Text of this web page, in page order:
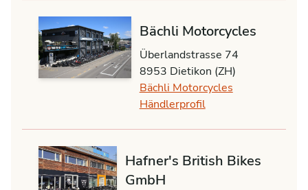
Bächli Motorcycles
Überlandstrasse 74
8953 Dietikon (ZH)
Bächli Motorcycles
Händlerprofil
Hafner's British Bikes
GmbH